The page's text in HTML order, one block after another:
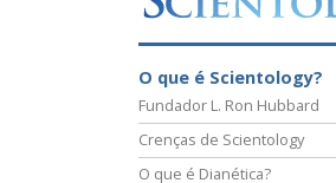
O que é Scientology?
Fundador L. Ron Hubbard
Crenças de Scientology
O que é Dianética?